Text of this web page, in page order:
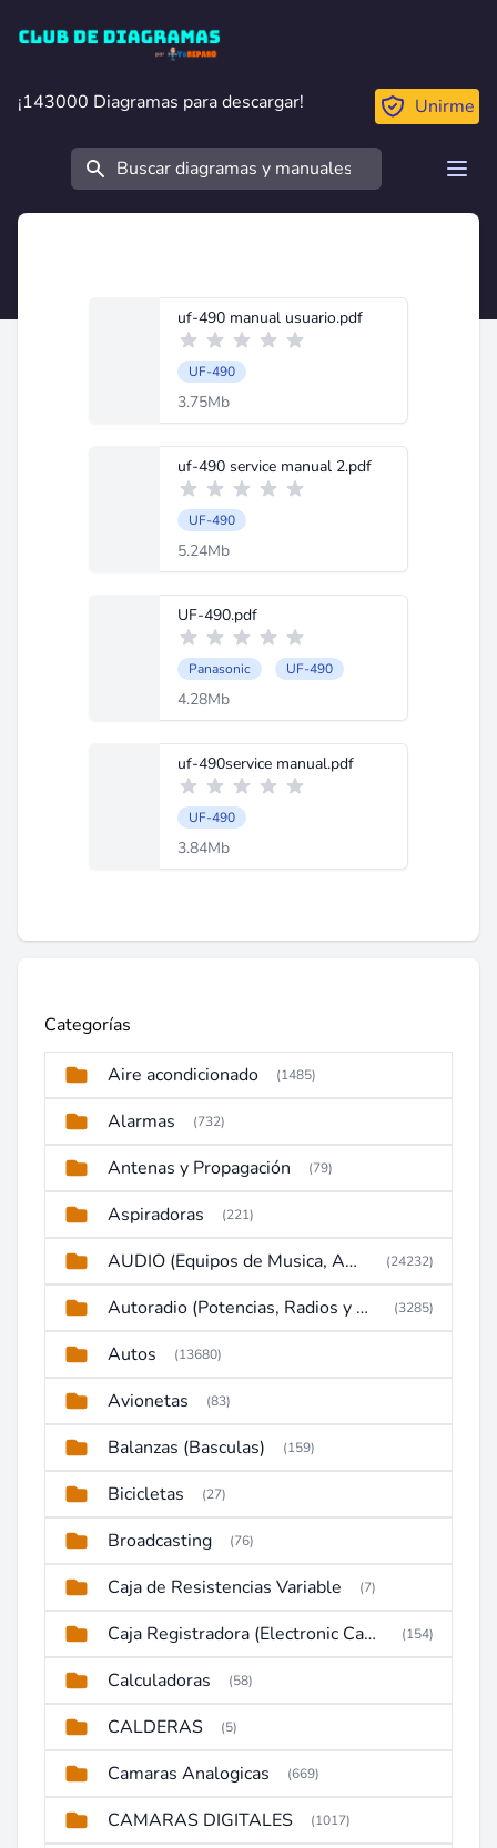
Club de Diagramas
¡143000 Diagramas para descargar!
¡143000 Diagramas para descargar! Unirme
Buscar
uf-490 manual usuario.pdf
UF-490
3.75Mb
uf-490 service manual 2.pdf
UF-490
5.24Mb
UF-490.pdf
Panasonic UF-490
4.28Mb
uf-490service manual.pdf
UF-490
3.84Mb
Categorías
Aire acondicionado (1485)
Alarmas (732)
Antenas y Propagación (79)
Aspiradoras (221)
AUDIO (Equipos de Musica, Amplificadores, Reproductores, Etc) (24232)
Autoradio (Potencias, Radios y DVD) (3285)
Autos (13680)
Avionetas (83)
Balanzas (Basculas) (159)
Bicicletas (27)
Broadcasting (76)
Caja de Resistencias Variable (7)
Caja Registradora (Electronic Cash Register) (154)
Calculadoras (58)
CALDERAS (5)
Camaras Analogicas (669)
CAMARAS DIGITALES (1017)